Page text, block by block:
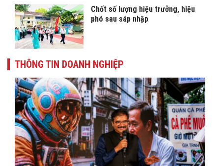
Chốt số lượng hiệu trưởng, hiệu
phó sau sáp nhập
THÔNG TIN DOANH NGHIỆP